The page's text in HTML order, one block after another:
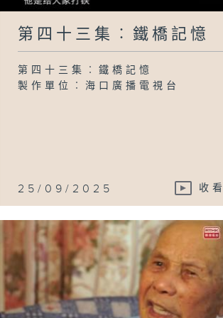
第四十三集︰鐵橋記憶
第四十三集︰鐵橋記憶
製作單位︰海口廣播電視台
25/09/2025 收看